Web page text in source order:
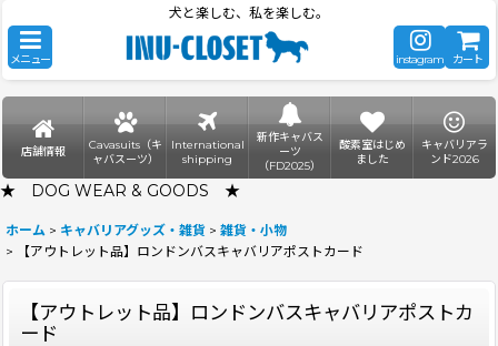
犬と楽しむ、私を楽しむ。
メニュー instagram カート
店舗情報
Cavasuits（キ
ャバスーツ）
International
shipping
新作キャバス
ーツ
（FD2025）
酸素室はじめ
ました
キャバリアラ
ンド2026
★ DOG WEAR & GOODS ★
ホーム > キャバリアグッズ・雑貨 > 雑貨・小物
>
【アウトレット品】ロンドンバスキャバリアポストカード
【アウトレット品】ロンドンバスキャバリアポストカ
ード